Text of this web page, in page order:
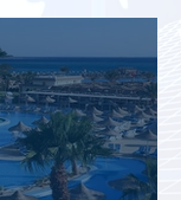
года